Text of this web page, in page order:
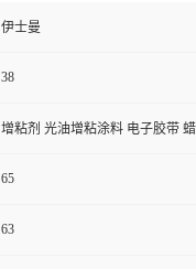
伊士曼
38
增粘剂 光油增粘涂料 电子胶带
65
63